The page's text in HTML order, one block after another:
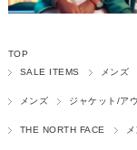
TOP
SALE ITEMS
メンズ
メンズ ジャケット/ア
THE NORTH FACE